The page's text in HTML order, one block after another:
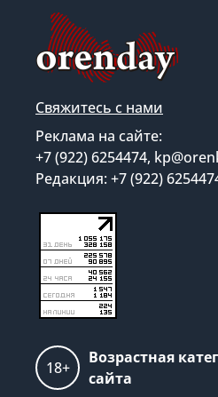
Свяжитесь с нами
Реклама на сайте:
+7 (922) 6254474,
Редакция: +7 (922)
18+
Возрастная
сайта